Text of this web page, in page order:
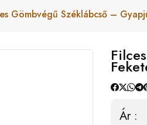
Gömbvégű Széklábcső –
Ár :